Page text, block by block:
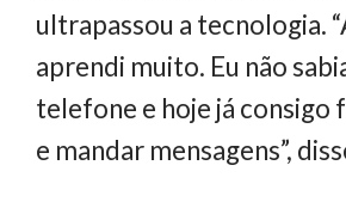
ultrapassou a tecnologia.
aprendi muito. Eu não
telefone e hoje já consigo
e mandar mensagens”,